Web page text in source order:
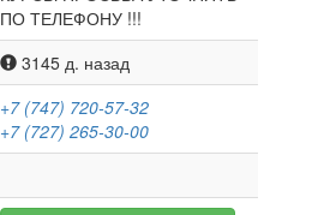
ПО ТЕЛЕФОНУ !!!
3145 д. назад
+7 (747) 720-57-32
+7 (727) 265-30-00